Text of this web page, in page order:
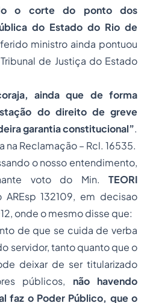
o corte do ponto dos
do Estado do Rio de
ministro ainda pontuou
de Justiça do Estado
ainda que de forma
do direito de greve
garantia constitucional”.
Reclamação – Rcl. 16535.
o nosso entendimento,
voto do Min. TEORI
132109, em decisao
onde o mesmo disse que:
de que se cuida de verba
servidor, tanto quanto que o
deixar de ser titularizado
públicos, não havendo
faz o Poder Público, que o